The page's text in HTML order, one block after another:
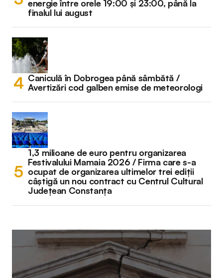
energie între orele 19:00 și 23:00, până la
finalul lui august
Caniculă în Dobrogea până sâmbătă /
Avertizări cod galben emise de meteorologi
1,3 milioane de euro pentru organizarea
Festivalului Mamaia 2026 / Firma care s-a
ocupat de organizarea ultimelor trei ediții
câștigă un nou contract cu Centrul Cultural
Județean Constanța